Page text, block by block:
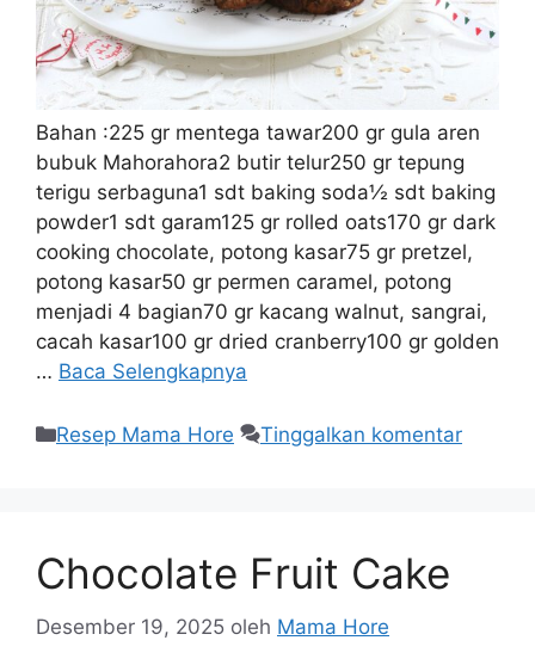
Bahan :225 gr mentega tawar200 gr gula aren
bubuk Mahorahora2 butir telur250 gr tepung
terigu serbaguna1 sdt baking soda½ sdt baking
powder1 sdt garam125 gr rolled oats170 gr dark
cooking chocolate, potong kasar75 gr pretzel,
potong kasar50 gr permen caramel, potong
menjadi 4 bagian70 gr kacang walnut, sangrai,
cacah kasar100 gr dried cranberry100 gr golden
… Baca Selengkapnya
Resep Mama Hore Tinggalkan komentar
Chocolate Fruit Cake
Desember 19, 2025 oleh Mama Hore